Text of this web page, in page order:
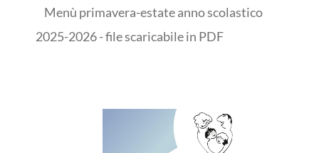
Menù primavera-estate anno scolastico
2025-2026 - file scaricabile in PDF